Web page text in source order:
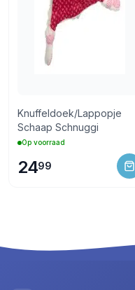
Knuffeldoek/Lappopje
Schaap Schnuggi
Op voorraad
2499